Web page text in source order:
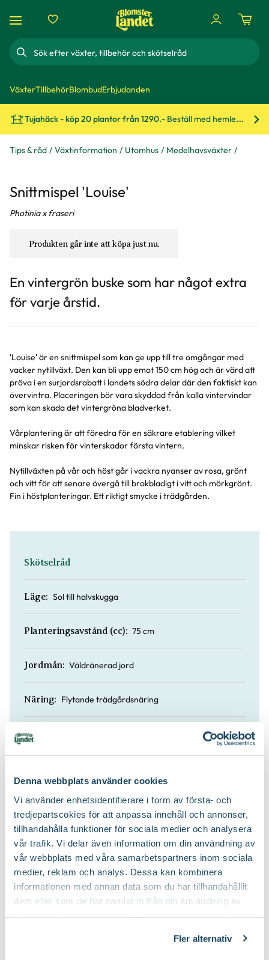
Denna webbplats använder cookies
Vi använder enhetsidentifierare i form av första- och
tredjepartscokies för att anpassa innehåll och annonser,
tillhandahålla funktioner för sociala medier och analysera
vår trafik. Vi delar även information om din användning av
vår webbplats med våra samarbetspartners inom sociala
medier, reklam och analys. Dessa kan kombinera
informationen med annan data som du har tillhandahållit
dem eller som de har samlat in från din användning av
Fler alternativ
Sök
VäxterTillbehörBlombudErbjudanden
Tujahäck - köp 20 plantor från 1290.- Beställ med hemleverans!
Tips & råd Växtinformation Utomhus Medelhavsväxter
Snittmispel 'Louise'
Photinia x fraseri
Produkten går inte att köpa just nu.
En vintergrön buske som har något extra
för varje årstid.
'Louise' är en snittmispel som kan ge upp till tre omgångar med
vacker nytillväxt. Den kan bli upp emot 150 cm hög och är värd att
pröva i en surjordsrabatt i landets södra delar där den faktiskt kan
övervintra. Placeringen bör vara skyddad från kalla vintervindar
som kan skada det vintergröna bladverket.
Vårplantering är att föredra för en säkrare etablering vilket
minskar risken för vinterskador första vintern.
Nytillväxten på vår och höst går i vackra nyanser av rosa, grönt
och vitt för att senare övergå till brokbladigt i vitt och mörkgrönt.
Fin i höstplanteringar. Ett riktigt smycke i trädgården.
Skötselråd
Läge: Sol till halvskugga
Planteringsavstånd (cc): 75 cm
Jordmån: Väldränerad jord
Näring: Flytande trädgårdsnäring
Jordprodukter: Medelhavs- & citrusjord, Yrkesodlarjord
Köp till för ett lyckat resultat
2 för 160:- 2 för 130:-
Medelhavsnäring